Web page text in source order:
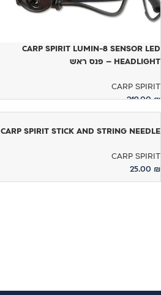
CARP SPIRIT LUMIN-8 SENSOR LED
HEADLIGHT – פנס ראש
CARP SPIRIT
219.00₪
CARP SPIRIT STICK AND STRING NEEDLE
CARP SPIRIT
25.00 ₪